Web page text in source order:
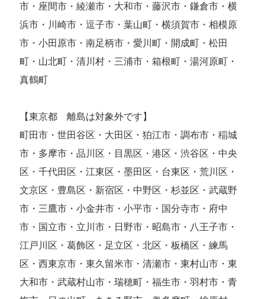
市・座間市・綾瀬市・大和市・藤沢市・鎌倉市・横
浜市・川崎市・逗子市・葉山町・横須賀市・相模原
市・小田原市・南足柄市・愛川町・開成町・松田
町・山北町・清川村・三浦市・箱根町・湯河原町・
真鶴町
【東京都 離島は対象外です】
町田市・世田谷区・大田区・狛江市・調布市・稲城
市・多摩市・品川区・目黒区・港区・渋谷区・中央
区・千代田区・江東区・墨田区・台東区・荒川区・
文京区・豊島区・新宿区・中野区・杉並区・武蔵野
市・三鷹市・小金井市・小平市・国分寺市・府中
市・国立市・立川市・日野市・昭島市・八王子市・
江戸川区・葛飾区・足立区・北区・板橋区・練馬
区・西東京市・東久留米市・清瀬市・東村山市・東
大和市・武蔵村山市・瑞穂町・福生市・羽村市・青